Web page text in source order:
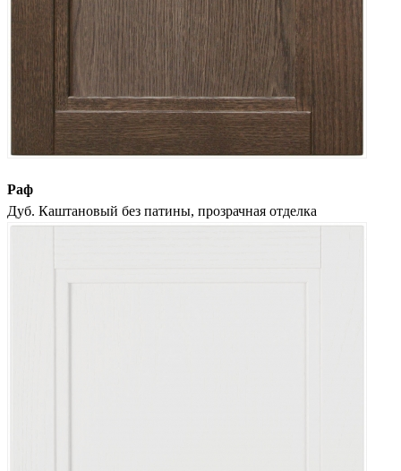
Раф
Дуб. Каштановый без патины, прозрачная отделка